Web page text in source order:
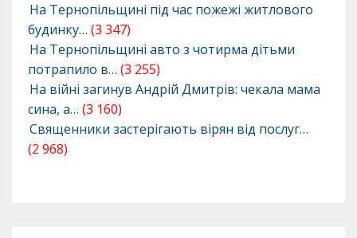
На Тернопільщині під час пожежі житлового
будинку… (3 347)
На Тернопільщині авто з чотирма дітьми
потрапило в… (3 255)
На війні загинув Андрій Дмитрів: чекала мама
сина, а… (3 160)
Священники застерігають вірян від послуг…
(2 968)